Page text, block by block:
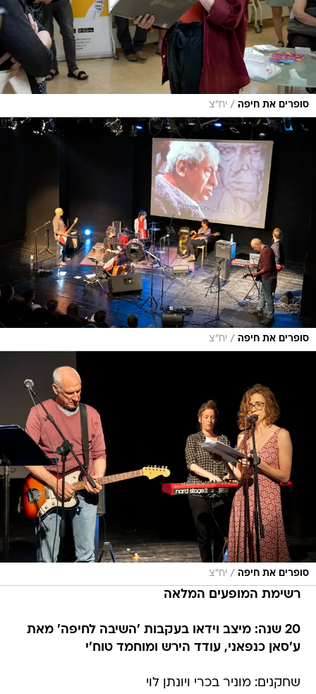
סופרים את חיפה / יח"צ
סופרים את חיפה / יח"צ
סופרים את חיפה / יח"צ
רשימת המופעים המלאה
20 שנה: מיצב וידאו בעקבות 'השיבה לחיפה' מאת
ע'סאן כנפאני, עודד הירש ומוחמד טוח'י
שחקנים: מוניר בכרי ויונתן לוי